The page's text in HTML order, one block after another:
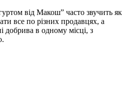
від Макош” часто звучить як
все по різних продавцях, а
добрива в одному місці, з